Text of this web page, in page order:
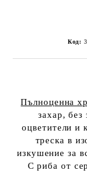
Код:
Пълноценна
захар, без
оцветители и
треска в
изкушение за
С риба от